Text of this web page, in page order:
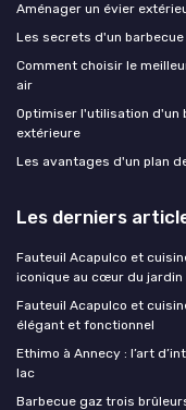
Aménager un évier
Les secrets d'un
Comment choisir le
air
Optimiser l'utilisation d'un
extérieure
Les avantages d'un plan
Les derniers
Fauteuil Acapulco et
iconique au cœur du jardin
Fauteuil Acapulco et
élégant et fonctionnel
Ethimo à Annecy : l’art
lac
Barbecue gaz trois